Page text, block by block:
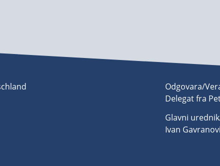
Odgovara/
Delegat fra
Glavni
Ivan